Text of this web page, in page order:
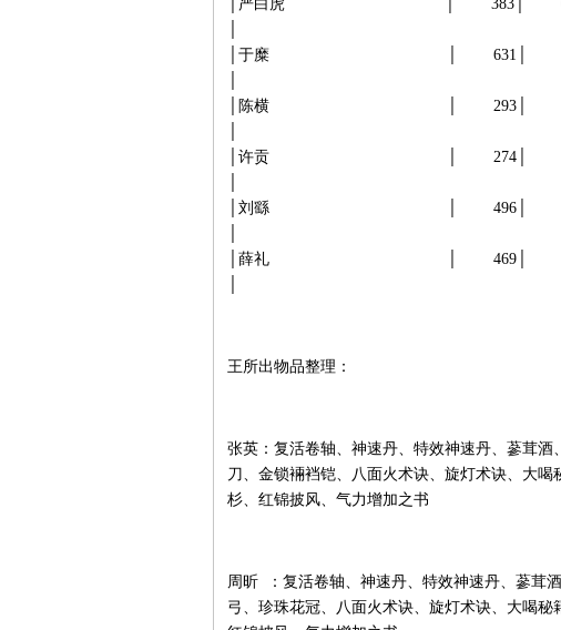
│严白虎 │ 383│
│于糜 │ 631│
│陈横 │ 293│
│许贡 │ 274│
│刘繇 │ 496│
│薛礼 │ 469│
王所出物品整理：
张英：复活卷轴、神速丹、特效神速丹、蔘茸
刀、金锁裲裆铠、八面火术诀、旋灯术诀、大
杉、红锦披风、气力增加之书
周昕 ：复活卷轴、神速丹、特效神速丹、蔘茸
弓、珍珠花冠、八面火术诀、旋灯术诀、大喝秘